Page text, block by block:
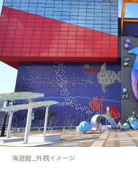
海遊館_外観イメージ